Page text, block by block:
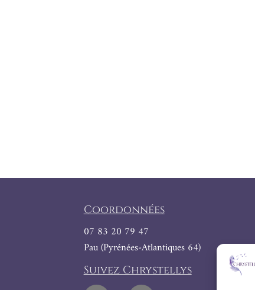
Coordonnées
07 83 20 79 47
Pau (Pyrénées-Atlantiques 64)
Suivez Chrystellys